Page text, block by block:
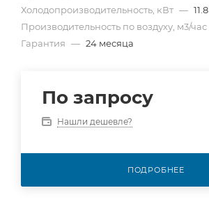
Холодопроизводительность, кВт — 11.8
Производительность по воздуху, м3/час
Гарантия — 24 месяца
По запросу
Нашли дешевле?
ПОДРОБНЕЕ